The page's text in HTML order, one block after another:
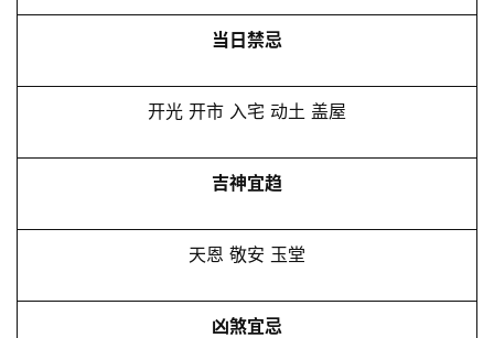
当日禁忌
开光 开市 入宅 动土 盖屋
吉神宜趋
天恩 敬安 玉堂
凶煞宜忌